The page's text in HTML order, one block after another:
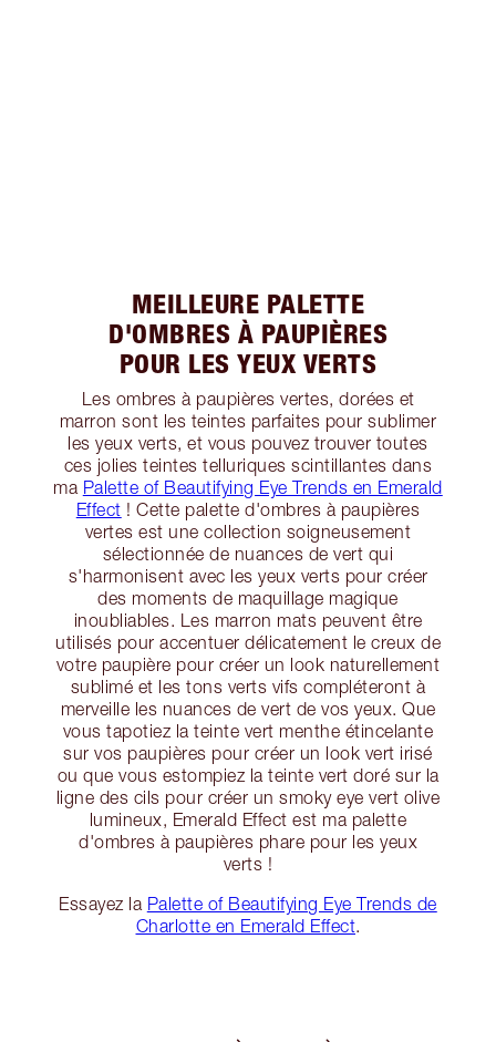
MEILLEURE PALETTE
D'OMBRES À PAUPIÈRES
POUR LES YEUX VERTS
Les ombres à paupières vertes, dorées et
marron sont les teintes parfaites pour sublimer
les yeux verts, et vous pouvez trouver toutes
ces jolies teintes telluriques scintillantes dans
ma Palette of Beautifying Eye Trends en Emerald
Effect ! Cette palette d'ombres à paupières
vertes est une collection soigneusement
sélectionnée de nuances de vert qui
s'harmonisent avec les yeux verts pour créer
des moments de maquillage magique
inoubliables. Les marron mats peuvent être
utilisés pour accentuer délicatement le creux de
votre paupière pour créer un look naturellement
sublimé et les tons verts vifs compléteront à
merveille les nuances de vert de vos yeux. Que
vous tapotiez la teinte vert menthe étincelante
sur vos paupières pour créer un look vert irisé
ou que vous estompiez la teinte vert doré sur la
ligne des cils pour créer un smoky eye vert olive
lumineux, Emerald Effect est ma palette
d'ombres à paupières phare pour les yeux
verts !
Essayez la Palette of Beautifying Eye Trends de
Charlotte en Emerald Effect.